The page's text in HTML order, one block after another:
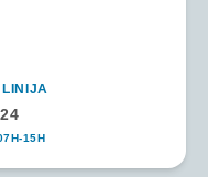
LINIJA
15H